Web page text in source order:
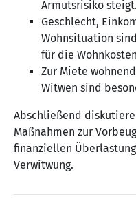
Armutsrisiko steigt.
Geschlecht,
Wohnsituation
für die
Zur Miete
Witwen sind
Abschließend
Maßnahmen zur
finanziellen
Verwitwung.